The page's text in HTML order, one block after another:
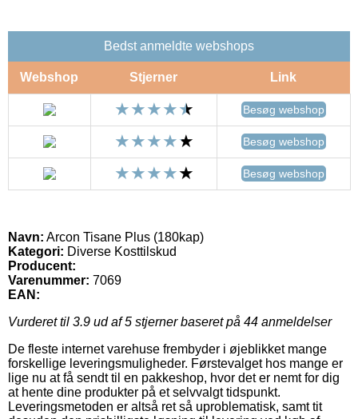
Bedst anmeldte webshops
Webshop Stjerner Link
Besøg webshop
Besøg webshop
Besøg webshop
Navn: Arcon Tisane Plus (180kap)
Kategori: Diverse Kosttilskud
Producent:
Varenummer: 7069
EAN:
Vurderet til 3.9 ud af 5 stjerner baseret på 44 anmeldelser
De fleste internet varehuse frembyder i øjeblikket mange
forskellige leveringsmuligheder. Førstevalget hos mange er
lige nu at få sendt til en pakkeshop, hvor det er nemt for dig
at hente dine produkter på et selvvalgt tidspunkt.
Leveringsmetoden er altså ret så uproblematisk, samt tit